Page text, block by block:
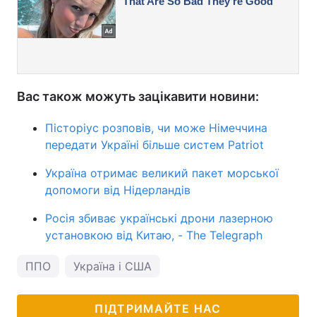
Вас також можуть зацікавити новини:
Пісторіус розповів, чи може Німеччина
передати Україні більше систем Patriot
Україна отримає великий пакет морської
допомоги від Нідерландів
Росія збиває українські дрони лазерною
установкою від Китаю, - The Telegraph
ППО Україна і США
ПІДТРИМАЙТЕ НАС